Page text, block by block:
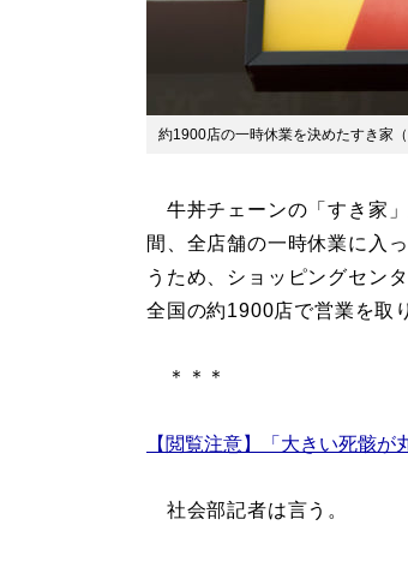
約1900店の一時休業を決めたすき家（
牛丼チェーンの「すき家
間、全店舗の一時休業に入
うため、ショッピングセン
全国の約1900店で営業を取
＊＊＊
【閲覧注意】「大きい死骸
社会部記者は言う。